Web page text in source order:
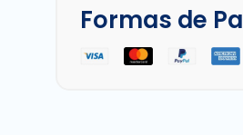
Formas de